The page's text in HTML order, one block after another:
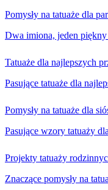
Pomysły na tatuaże dla par
Dwa imiona, jeden
Tatuaże dla najlepszych
Pasujące tatuaże dla
Pomysły na tatuaże dla
Pasujące wzory tatuaży
Projekty tatuaży
Znaczące pomysły na